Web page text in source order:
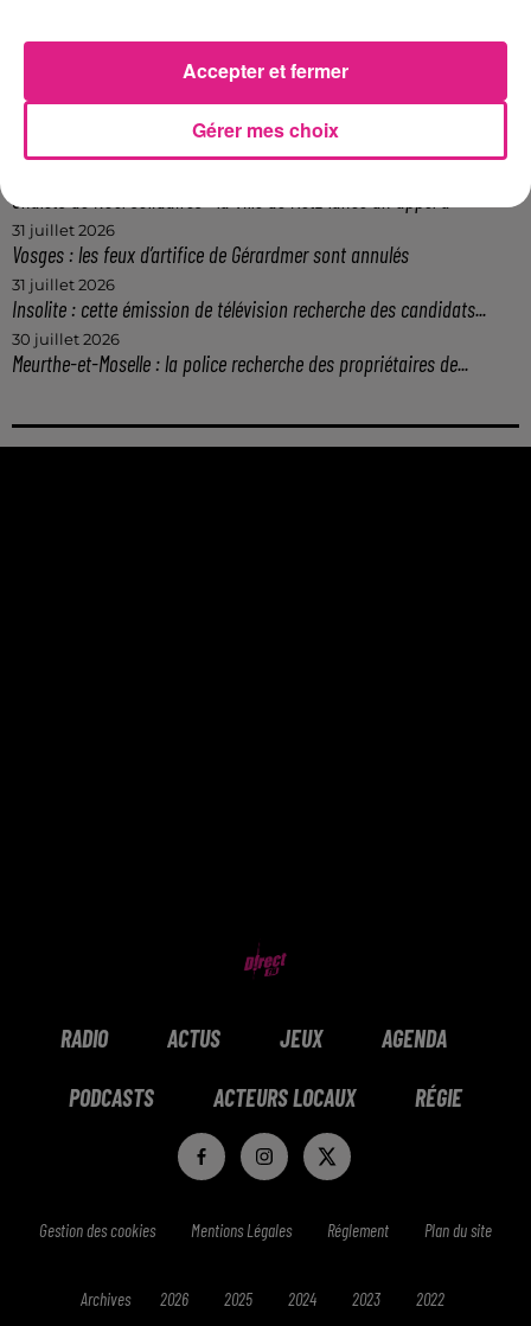
Officiel : Gauthier Hein quitte le FC Metz pour l'OGC Nice
Officiel : le lac de Madine reporte son feu d’artifice
Eclipse Solaire du 12 août : où voir ce phénomène en Lorraine ?
Chalets de Noël solidaires : la ville de Metz lance un appel à...
31 juillet 2026
Vosges : les feux d’artifice de Gérardmer sont annulés
31 juillet 2026
Insolite : cette émission de télévision recherche des candidats...
30 juillet 2026
Meurthe-et-Moselle : la police recherche des propriétaires de...
RADIO ACTUS JEUX AGENDA
PODCASTS ACTEURS LOCAUX RÉGIE
Gestion des cookies Mentions Légales Réglement Plan du site
Archives 2026 2025 2024 2023 2022
Gérer mes choix
Accepter et fermer